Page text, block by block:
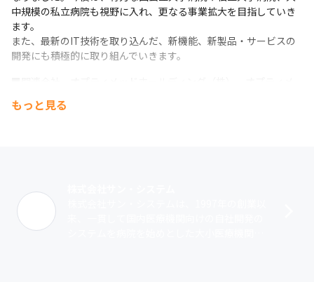
中規模の私立病院も視野に入れ、更なる事業拡大を目指していき
ます。
また、最新のIT技術を取り込んだ、新機能、新製品・サービスの
開発にも積極的に取り組んでいきます。
作所、共立医科器械、冨木医療器、京都ウィード、セントラルメ
ディカル、南日本情報処理センター、日本シューター、メディ
エ、オリックス、総合メディカル、ルフト・メディカルケア、四
もっと見る